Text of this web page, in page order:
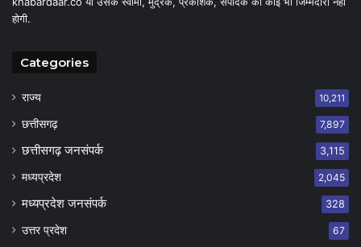
होगी.
Categories
राज्य 10,211
छत्तीसगढ़ 7,897
छत्तीसगढ़ जनसंपर्क 3,115
मध्यप्रदेश 2,045
मध्यप्रदेश जनसंपर्क 328
उत्तर प्रदेश 67